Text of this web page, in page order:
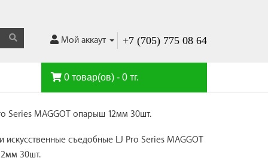
Мой аккаут +7 (705) 775 08 64
0 товар(ов) - 0 тг.
Series MAGGOT опарыш 12мм 30шт.